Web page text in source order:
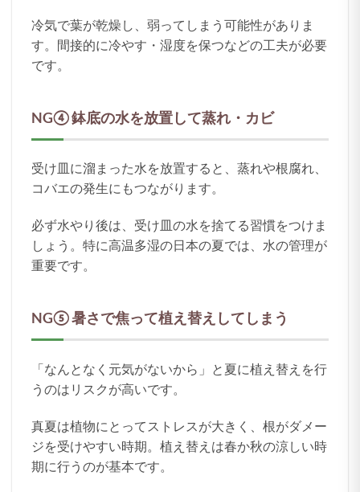
冷気で葉が乾燥し、弱ってしまう可能性がありま
す。間接的に冷やす・湿度を保つなどの工夫が必要
です。
NG④ 鉢底の水を放置して蒸れ・カビ
受け皿に溜まった水を放置すると、蒸れや根腐れ、
コバエの発生にもつながります。
必ず水やり後は、受け皿の水を捨てる習慣をつけま
しょう。特に高温多湿の日本の夏では、水の管理が
重要です。
NG⑤ 暑さで焦って植え替えしてしまう
「なんとなく元気がないから」と夏に植え替えを行
うのはリスクが高いです。
真夏は植物にとってストレスが大きく、根がダメー
ジを受けやすい時期。植え替えは春か秋の涼しい時
期に行うのが基本です。